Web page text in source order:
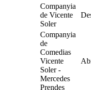
Companyia
de Vicente
Soler
Companyia
de
Comedias
Vicente
Soler -
Mercedes
Prendes